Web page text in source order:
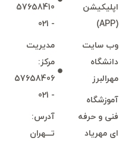
اپليكيشن
(APP)
وب سايت
دانشگاه
مهرالبرز
آموزشگاه
فنی و حرفه
ای مهرياد
57658410
- 021
مديريت
مركز:
57658406
- 021
آدرس:
تـــهران